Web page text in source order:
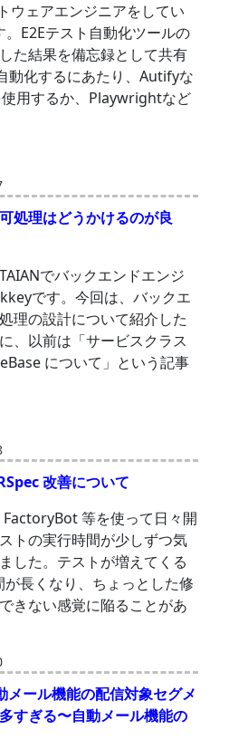
ウェアエンジニアをしてい
E2Eテスト自動化ツールの
た結果を備忘録として共有
動化するにあたり、Autifyな
使用するか、Playwrightなど
処理はどうかけるのが良
でバックエンドエンジ
です。今回は、バックエ
理の設計について紹介した
、以前は「サービスクラス
について」という記事
改善について
等を使って日々開
トの実行時間が少しずつ気
した。テストが増えてくる
が長くなり、ちょっとした修
きない感覚に陥ることがあ
ール機能の配信対象セグメ
すぎる〜自動メール機能の